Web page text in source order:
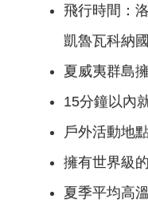
飛行時間：
凱魯瓦科納
夏威夷群島
15分鐘以內
戶外活動地
擁有世界級
夏季平均高